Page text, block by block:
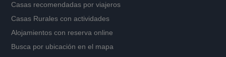
Casas recomendadas por viajeros
Casas Rurales con actividades
Alojamientos con reserva online
Busca por ubicación en el mapa